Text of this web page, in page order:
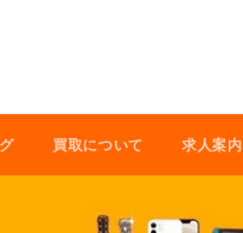
買取について 求人案内